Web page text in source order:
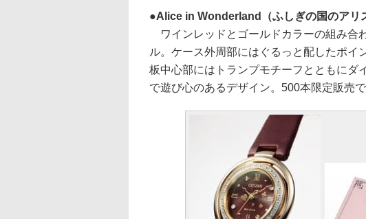
Alice in Wonderland（ふしぎの国のアリ
ワインレッドとゴールドカラーの組み合
ル。ケース外周部にはぐるっと配したポイ
板中心部にはトランプモチーフとともにダ
で遊び心のあるデザイン。500本限定販売